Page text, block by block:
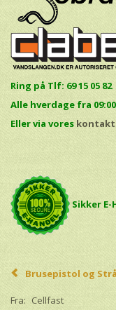
Ring på Tlf: 69 15 05 82
Alle hverdage fra 09:00
Eller via vores
Sikker
Brusepistol og
Fra: Cellfast